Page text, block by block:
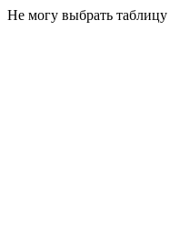
Не могу выбрать таблицу